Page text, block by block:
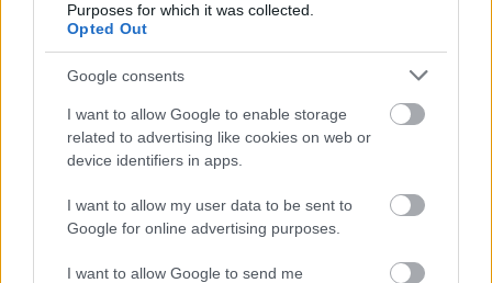
Purposes for which it was collected.
Opted Out
Google consents
I want to allow Google to enable storage
related to advertising like cookies on web or
device identifiers in apps.
I want to allow my user data to be sent to
Google for online advertising purposes.
I want to allow Google to send me
hálózaton belül is érzékelhető. Kecskeméten az
utóbbi egy évben aktív lépések történtek a
sportorvosi létszám és a sportorvosi rendelési
óraszám emelésére, melyben a helyi
sportszervezetek és a városvezetés is aktív
segítséget nyújtott. Ennek köszönhetően a
kecskeméti rendelőben januártól már a hét minden
napján elérhető lesz a sportorvosi rendelés,
összesen kb. heti 30 óra rendelési idővel”
–